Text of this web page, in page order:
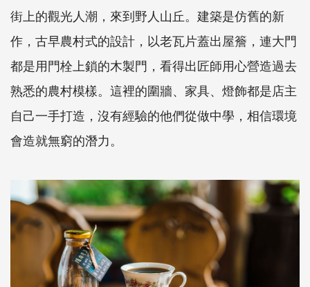
街上的觀光人潮，來到野人山丘。建築是仿舊的新
作，古早農村式的設計，以老瓦片蓋出屋簷，連大門
都是用門栓上鎖的木製門，看得出匠師用心營造過去
熟悉的農村模樣。這裡的圍牆、家具、燈飾都是店主
自己一手打造，沒有經驗的他們從做中學，相信環境
會造就無窮的潛力。